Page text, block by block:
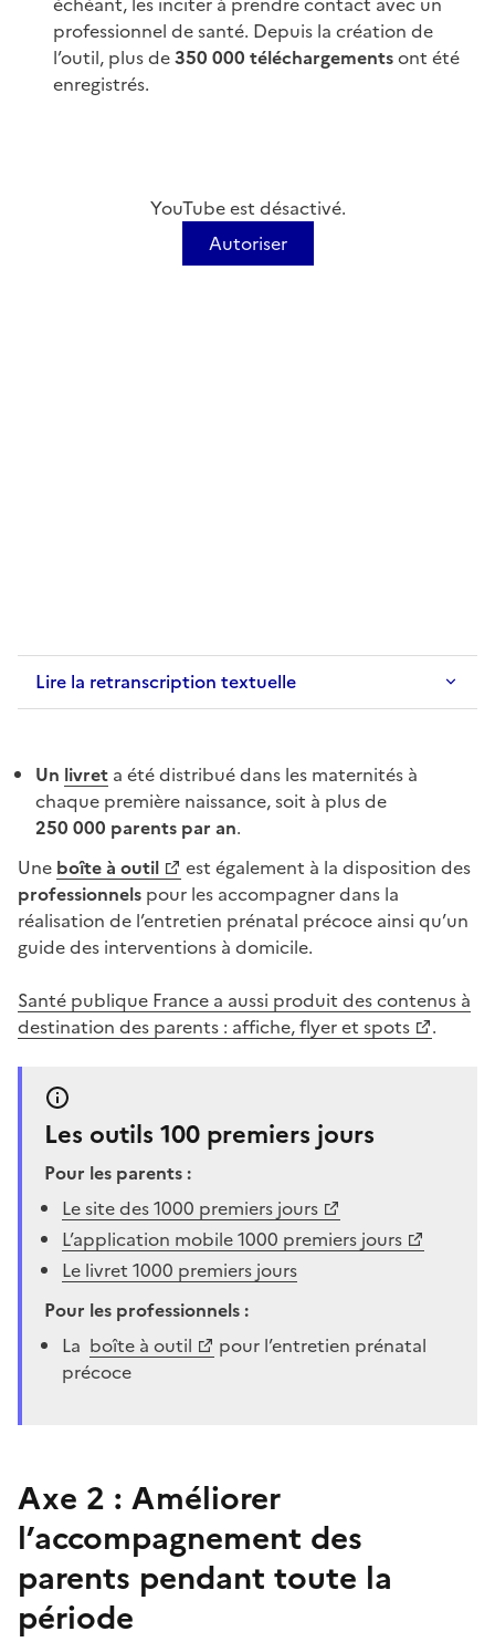
professionnel de santé. Depuis la création de
l’outil, plus de350 000 téléchargementsont été
enregistrés.
YouTube est désactivé.
Autoriser
Lire la retranscription textuelle
Un livret a été distribué dans les maternités à
chaque première naissance, soit à plus de
250 000 parents par an.
Une boîte à outil
est également à la disposition des
professionnels pour les accompagner dans la
réalisation de l’entretien prénatal précoce ainsi qu’un
guide des interventions à domicile.
Santé publique France a aussi produit des contenus à
destination des parents : affiche, flyer et spots
.
Les outils 100 premiers jours
Pour les parents :
Le site des 1000 premiers jours
L’application mobile 1000 premiers jours
Le livret 1000 premiers jours
Pour les professionnels :
La boîte à outil
pour l’entretien prénatal
précoce
Axe 2 : Améliorer
l’accompagnement des
parents pendant toute la
période